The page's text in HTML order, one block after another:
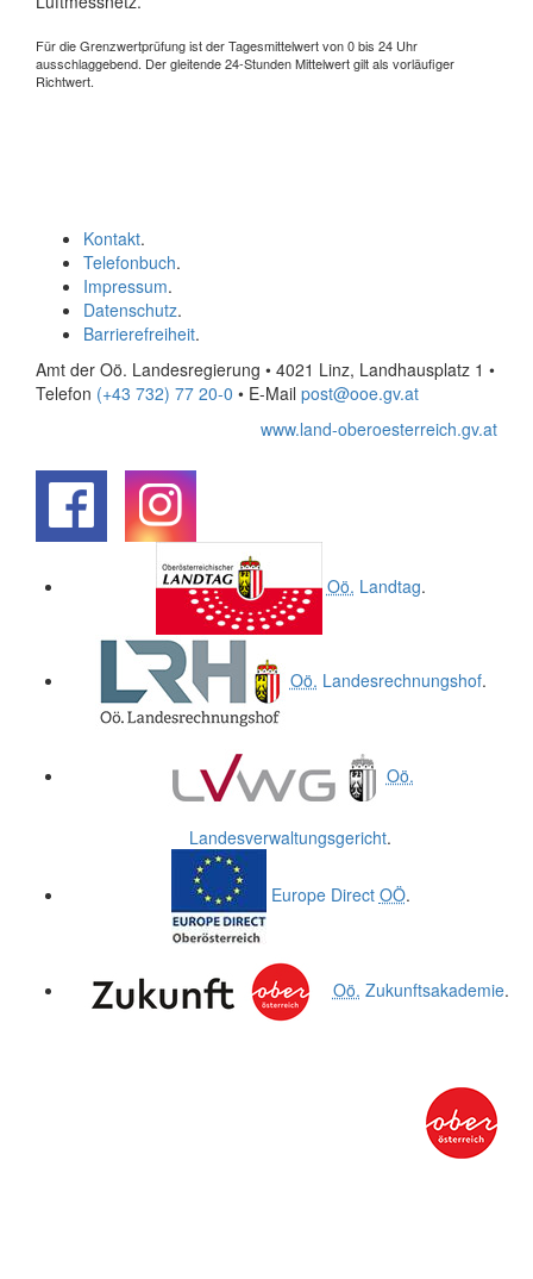
Für die Grenzwertprüfung ist der Tagesmittelwert von 0 bis 24 Uhr
ausschlaggebend. Der gleitende 24-Stunden Mittelwert gilt als vorläufiger
Richtwert.
Kontakt.
Telefonbuch.
Impressum.
Datenschutz.
Barrierefreiheit.
Amt der Oö. Landesregierung • 4021 Linz, Landhausplatz 1 •
Telefon (+43 732) 77 20-0 • E-Mail post@ooe.gv.at
www.land-oberoesterreich.gv.at
Oö. Landtag.
Oö. Landesrechnungshof.
Oö.
Landesverwaltungsgericht.
Europe Direct OÖ.
Oö. Zukunftsakademie.